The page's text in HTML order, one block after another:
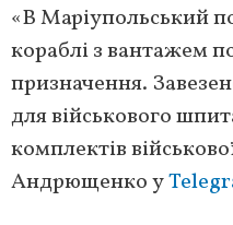
«В Маріупольський
кораблі з вантажем
призначення.
для військового
комплектів
Андрющенко у